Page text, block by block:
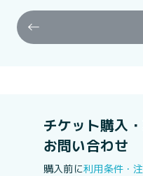
チケット購入
お問い合わせ
購入前に利用条件・